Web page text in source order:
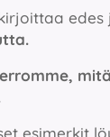
edes
esimerkit